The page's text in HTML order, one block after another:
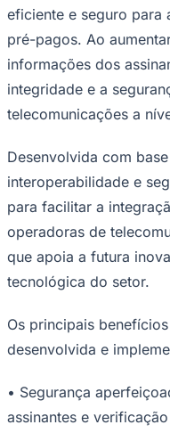
Goiás
eficiente e seguro para
pré-pagos. Ao
informações dos
integridade e a
telecomunicações a
Desenvolvida com
interoperabilidade e
para facilitar a
operadoras de
que apoia a futura
tecnológica do setor.
Os principais
desenvolvida e
• Segurança
assinantes e